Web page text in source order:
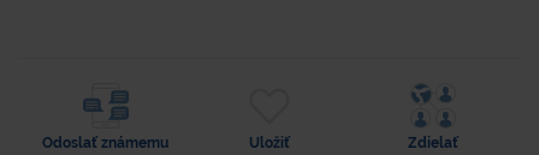
Odoslať známemu Uložiť Zdielať